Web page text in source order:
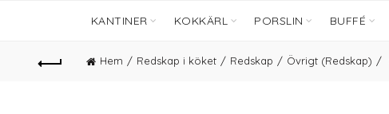
KANTINER KOKKÄRL PORSLIN BUFFÉ
Hem Redskap i köket Redskap Övrigt (Redskap)